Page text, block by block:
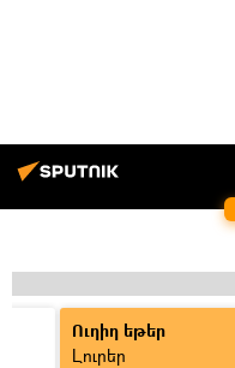
Ուղիղ եթեր
Լուրեր